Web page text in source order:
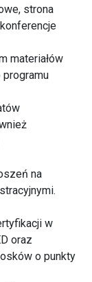
strona
materiałów
programu
na
w
oraz
o punkty